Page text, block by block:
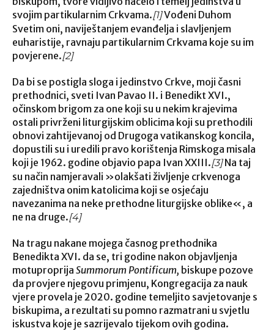
svojim partikularnim Crkvama.[1]Vođeni Duhom
Svetim oni, naviještanjem evanđelja i slavljenjem
euharistije, ravnaju partikularnim Crkvama koje su im
povjerene.[2]
Da bi se postigla sloga i jedinstvo Crkve, moji časni
prethodnici, sveti Ivan Pavao II. i Benedikt XVI.,
očinskom brigom za one koji su u nekim krajevima
ostali privrženi liturgijskim oblicima koji su prethodili
obnovi zahtijevanoj od Drugoga vatikanskog koncila,
dopustili su i uredili pravo korištenja Rimskoga misala
koji je 1962. godine objavio papa Ivan XXIII.[3]Na taj
su način namjeravali »olakšati življenje crkvenoga
zajedništva onim katolicima koji se osjećaju
navezanima na neke prethodne liturgijske oblike«, a
ne na druge.[4]
Na tragu nakane mojega časnog prethodnika
Benedikta XVI. da se, tri godine nakon objavljenja
motuproprija Summorum Pontificum, biskupe pozove
da provjere njegovu primjenu, Kongregacija za nauk
vjere provela je 2020. godine temeljito savjetovanje s
biskupima, a rezultati su pomno razmatrani u svjetlu
iskustva koje je sazrijevalo tijekom ovih godina.